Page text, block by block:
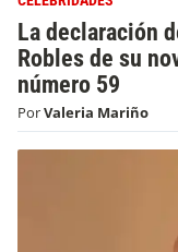
La declaración
Robles de su
número 59
PorValeria Mariño